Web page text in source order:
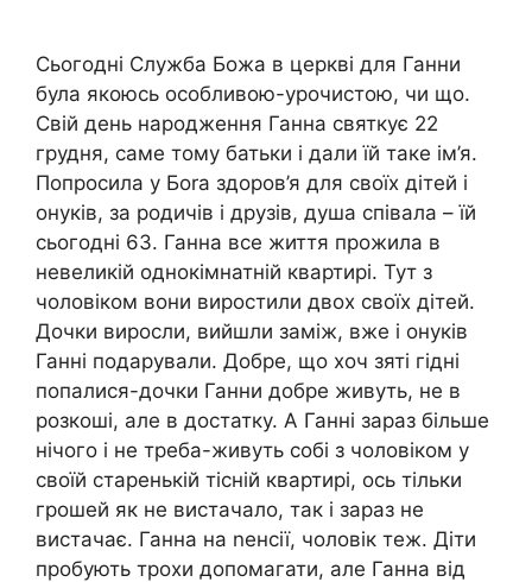
Сьогодні Служба Божа в церкві для Ганни
була якоюсь особливою-урочистою, чи що.
Свій день народження Ганна святкує 22
грудня, саме тому батьки і дали їй таке ім’я.
Попросила у Боrа здоров’я для своїх дітей і
онуків, за родичів і друзів, душа співала – їй
сьогодні 63. Ганна все життя прожила в
невеликій однокімнатній квартирі. Тут з
чоловіком вони виростили двох своїх дітей.
Дочки виросли, вийшли заміж, вже і онуків
Ганні подарували. Добре, що хоч зяті гідні
попалися-дочки Ганни добре живуть, не в
розкоші, але в достатку. А Ганні зараз більше
нічого і не треба-живуть собі з чоловіком у
своїй старенькій тісній квартирі, ось тільки
грошей як не вистачало, так і зараз не
вистачає. Ганна на nенсії, чоловік теж. Діти
пробують трохи допомагати, але Ганна від